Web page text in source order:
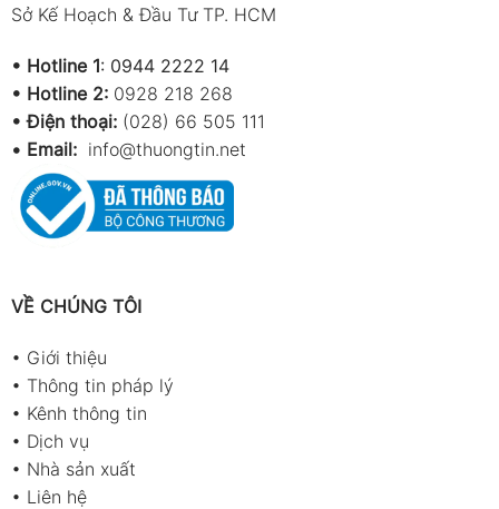
Sở Kế Hoạch & Đầu Tư TP. HCM
• Hotline 1: 0944 2222 14
• Hotline 2: 0928 218 268
• Điện thoại: (028) 66 505 111
• Email: info@thuongtin.net
VỀ CHÚNG TÔI
• Giới thiệu
• Thông tin pháp lý
• Kênh thông tin
• Dịch vụ
• Nhà sản xuất
• Liên hệ